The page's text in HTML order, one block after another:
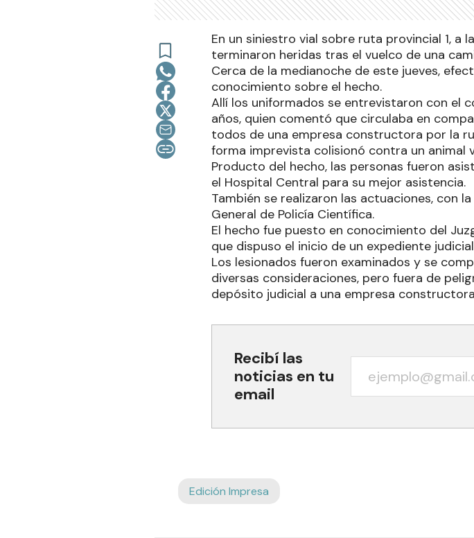
En un siniestro vial sobre ruta provincial 1, a
terminaron heridas tras el vuelco de una
Cerca de la medianoche de este jueves,
conocimiento sobre el hecho.
Allí los uniformados se entrevistaron con el
años, quien comentó que circulaba en
todos de una empresa constructora por la
forma imprevista colisionó contra un animal
Producto del hecho, las personas fueron
el Hospital Central para su mejor asistencia.
También se realizaron las actuaciones, con
General de Policía Científica.
El hecho fue puesto en conocimiento del
que dispuso el inicio de un expediente
Los lesionados fueron examinados y se
diversas consideraciones, pero fuera de
depósito judicial a una empresa
Recibí las
noticias en tu
email
Edición Impresa